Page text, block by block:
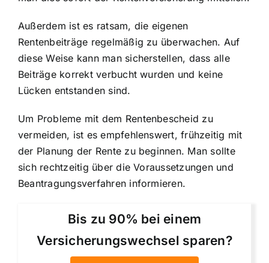
Außerdem ist es ratsam, die eigenen
Rentenbeiträge regelmäßig zu überwachen. Auf
diese Weise kann man sicherstellen, dass alle
Beiträge korrekt verbucht wurden und keine
Lücken entstanden sind.
Um Probleme mit dem Rentenbescheid zu
vermeiden, ist es empfehlenswert, frühzeitig mit
der Planung der Rente zu beginnen. Man sollte
sich rechtzeitig über die Voraussetzungen und
Beantragungsverfahren informieren.
Bis zu 90% bei einem
Versicherungswechsel sparen?